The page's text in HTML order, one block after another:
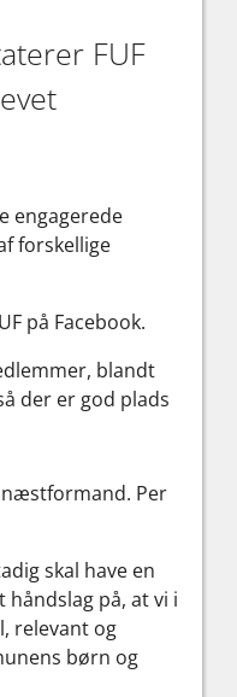
FUF
engagerede
forskellige
på Facebook.
blandt
der er god plads
Per
skal have en
på, at vi i
relevant og
børn og